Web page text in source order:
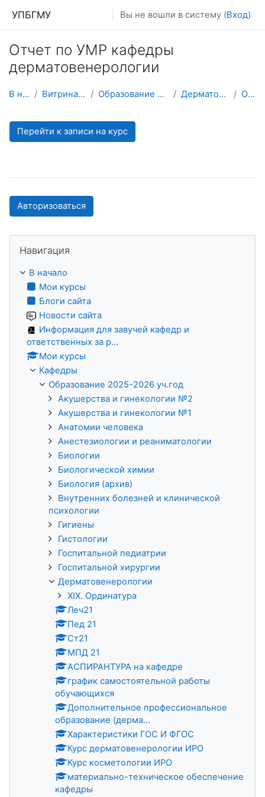
УПБГМУ Вы не вошли в систему (Вход)
Отчет по УМР кафедры
дерматовенерологии
В начало Витрина курсов 3KL Образование 2025-2026 уч.год Дерматовенерологии О курсе
Перейти к записи на курс
Авторизоваться
Навигация
В начало
Мои курсы
Блоги сайта
Новости сайта
Информация для завучей кафедр и
ответственных за р...
Мои курсы
Кафедры
Образование 2025-2026 уч.год
Акушерства и гинекологии №2
Акушерства и гинекологии №1
Анатомии человека
Анестезиологии и реаниматологии
Биологии
Биологической химии
Биология (архив)
Внутренних болезней и клинической
психологии
Гигиены
Гистологии
Госпитальной педиатрии
Госпитальной хирургии
Дерматовенерологии
XIX. Ординатура
Леч21
Пед 21
Ст21
МПД 21
АСПИРАНТУРА на кафедре
график самостоятельной работы
обучающихся
Дополнительное профессиональное
образование (дерма...
Характеристики ГОС И ФГОС
Курс дерматовенерологии ИРО
Курс косметологии ИРО
материально-техническое обеспечение
кафедры